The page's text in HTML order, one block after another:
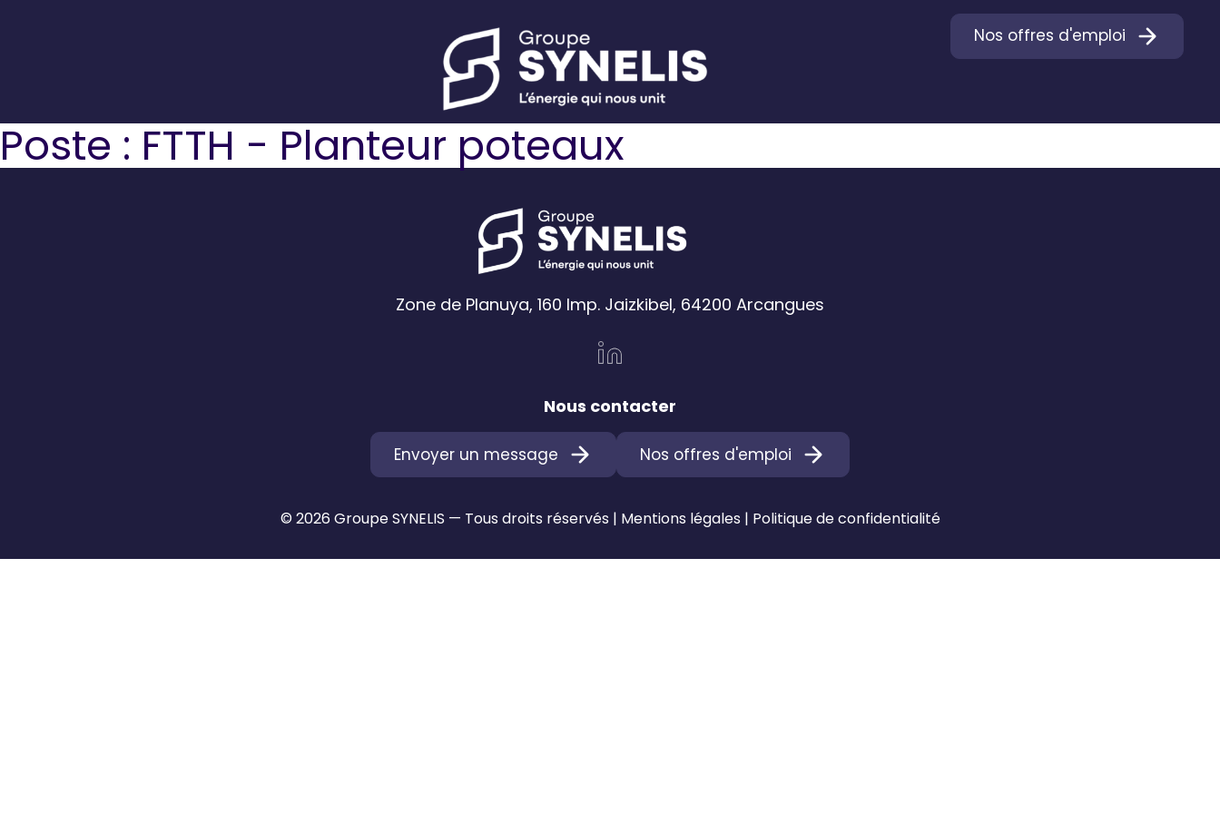
Nos offres d'emploi
Poste : FTTH - Planteur poteaux
Zone de Planuya, 160 Imp. Jaizkibel, 64200 Arcangues
Nous contacter
Envoyer un message Nos offres d'emploi
© 2026 Groupe SYNELIS — Tous droits réservés | Mentions légales | Politique de confidentialité